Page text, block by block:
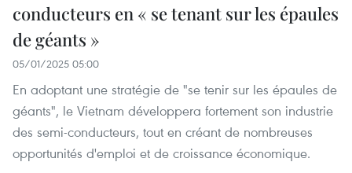
conducteurs en « se tenant sur les épaules
de géants »
05/01/2025 05:00
En adoptant une stratégie de "se tenir sur les épaules de
géants", le Vietnam développera fortement son industrie
des semi-conducteurs, tout en créant de nombreuses
opportunités d'emploi et de croissance économique.